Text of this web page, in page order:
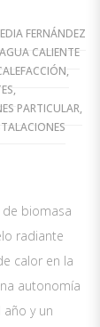
FERNÁNDEZ
AGUA CALIENTE
,
,
PARTICULAR,
biomasa
radiante
calor en la
autonomía
y un